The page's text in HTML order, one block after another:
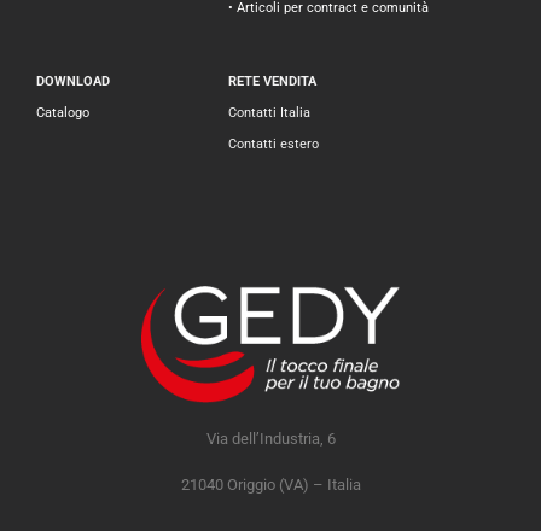
• Articoli per contract e comunità
DOWNLOAD
Catalogo
RETE VENDITA
Contatti Italia
Contatti estero
Via dell’Industria, 6
21040 Origgio (VA) – Italia